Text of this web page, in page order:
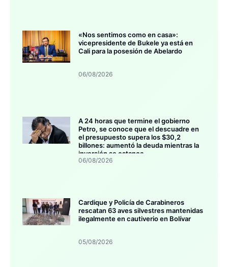
«Nos sentimos como en casa»:
vicepresidente de Bukele ya está en
Cali para la posesión de Abelardo
06/08/2026
A 24 horas que termine el gobierno
Petro, se conoce que el descuadre en
el presupuesto supera los $30,2
billones: aumentó la deuda mientras la
inversión se estanca
06/08/2026
Cardique y Policía de Carabineros
rescatan 63 aves silvestres mantenidas
ilegalmente en cautiverio en Bolívar
05/08/2026